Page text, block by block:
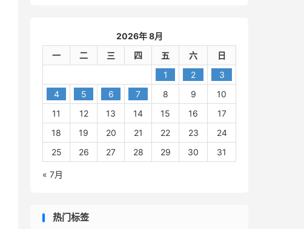
2026年 8月
一
二 三 四 五 六
日
1
2
3
4
5 6 7 8 9
10
11
12 13 14 15 16
17
18
19 20 21 22 23
24
25
26 27 28 29 30 31
« 7月
热门标签